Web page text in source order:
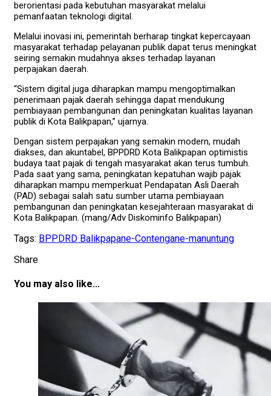
berorientasi pada kebutuhan masyarakat melalui
pemanfaatan teknologi digital.
Melalui inovasi ini, pemerintah berharap tingkat kepercayaan
masyarakat terhadap pelayanan publik dapat terus meningkat
seiring semakin mudahnya akses terhadap layanan
perpajakan daerah.
“Sistem digital juga diharapkan mampu mengoptimalkan
penerimaan pajak daerah sehingga dapat mendukung
pembiayaan pembangunan dan peningkatan kualitas layanan
publik di Kota Balikpapan,” ujarnya.
Dengan sistem perpajakan yang semakin modern, mudah
diakses, dan akuntabel, BPPDRD Kota Balikpapan optimistis
budaya taat pajak di tengah masyarakat akan terus tumbuh.
Pada saat yang sama, peningkatan kepatuhan wajib pajak
diharapkan mampu memperkuat Pendapatan Asli Daerah
(PAD) sebagai salah satu sumber utama pembiayaan
pembangunan dan peningkatan kesejahteraan masyarakat di
Kota Balikpapan. (mang/Adv Diskominfo Balikpapan)
Tags: BPPDRD Balikpapane-Contengane-manuntung
Share
You may also like...